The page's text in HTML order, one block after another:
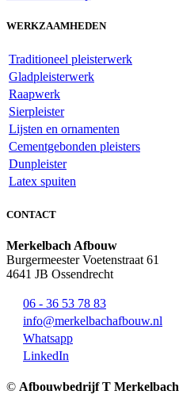
WERKZAAMHEDEN
Traditioneel pleisterwerk
Gladpleisterwerk
Raapwerk
Sierpleister
Lijsten en ornamenten
Cementgebonden pleisters
Dunpleister
Latex spuiten
CONTACT
Merkelbach Afbouw
Burgermeester Voetenstraat 61
4641 JB Ossendrecht
06 - 36 53 78 83
info@merkelbachafbouw.nl
Whatsapp
LinkedIn
© Afbouwbedrijf T Merkelbach